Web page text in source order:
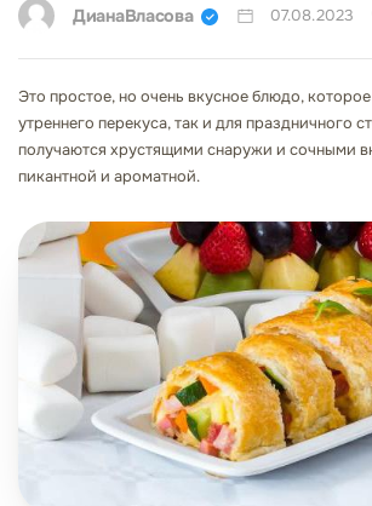
ДианаВласова 07.08.2023
Это простое, но очень вкусное блюдо,
утреннего перекуса, так и для праздничного
получаются хрустящими снаружи и сочными
пикантной и ароматной.